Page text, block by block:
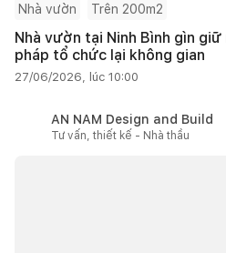
Nhà vườn Trên 200m2
Nhà vườn tại Ninh Bình gìn
pháp tổ chức lại không gian
27/06/2026, lúc 10:00
AN NAM Design and Build
Tư vấn, thiết kế - Nhà thầu